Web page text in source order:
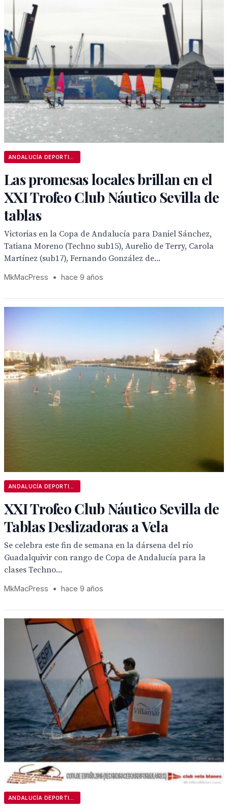
Las promesas locales brillan en el
XXI Trofeo Club Náutico Sevilla de
tablas
Victorias en la Copa de Andalucía para Daniel Sánchez,
Tatiana Moreno (Techno sub15), Aurelio de Terry, Carola
Martínez (sub17), Fernando González de...
MkMacPress • hace 9 años
XXI Trofeo Club Náutico Sevilla de
Tablas Deslizadoras a Vela
Se celebra este fin de semana en la dársena del río
Guadalquivir con rango de Copa de Andalucía para la
clases Techno...
MkMacPress • hace 9 años